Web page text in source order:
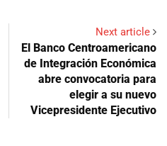
Next article
El Banco Centroamericano
de Integración Económica
abre convocatoria para
elegir a su nuevo
Vicepresidente Ejecutivo